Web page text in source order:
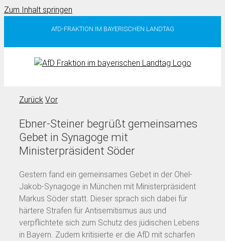
Zum Inhalt springen
AfD-FRAKTION IM BAYERISCHEN LANDTAG
Zurück Vor
Ebner-Steiner begrüßt gemeinsames
Gebet in Synagoge mit
Ministerpräsident Söder
Gestern fand ein gemeinsames Gebet in der Ohel-
Jakob-Synagoge in München mit Ministerpräsident
Markus Söder statt. Dieser sprach sich dabei für
härtere Strafen für Antisemitismus aus und
verpflichtete sich zum Schutz des jüdischen Lebens
in Bayern. Zudem kritisierte er die AfD mit scharfen